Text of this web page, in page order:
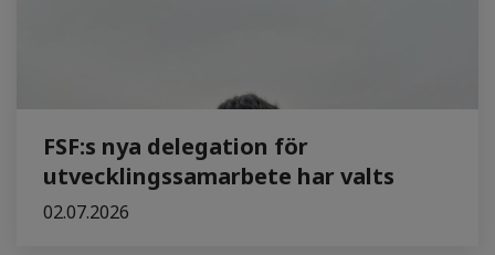
FSF:s nya delegation för
utvecklingssamarbete har valts
02.07.2026